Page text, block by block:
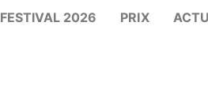
FESTIVAL 2026 PRIX